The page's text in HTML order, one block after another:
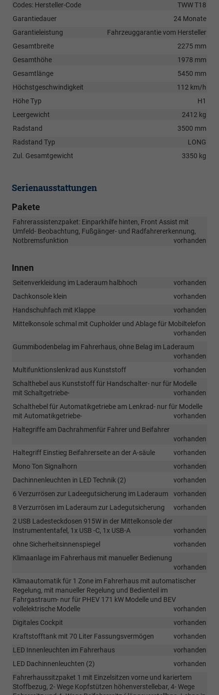
Codes: Hersteller-Code
TWW T18
Garantiedauer
24 Monate
Garantieleistung
Fahrzeuggarantie vom Hersteller
Gesamtbreite
2275 mm
Gesamthöhe
1978 mm
Gesamtlänge
5450 mm
Höchstgeschwindigkeit
112 km/h
Höhe Typ
H1
Leergewicht
2412 kg
Radstand
3500 mm
Radstand Typ
LONG
Zul. Gesamtgewicht
3350 kg
Serienausstattungen
Pakete
Fahrerassistenzpaket: Einparkhilfe hinten, Front Assist mit
Umfeld- Beobachtung, Fußgänger- und Radfahrererkennung,
Notbremsfunktion
vorhanden
Innen
Seitenverkleidung im Laderaum halbhoch
vorhanden
Dachkonsole klein
vorhanden
Handschuhfach mit Klappe
vorhanden
Mittelkonsole schmal mit Cupholder und Ablage für Mobiltelefon
vorhanden
Gummibodenbelag im Fahrerhaus, ohne Belag im Laderaum
vorhanden
Multifunktionslenkrad aus Kunststoff
vorhanden
Schalthebel aus Kunststoff für Handschalter- nur für Modelle
mit Schaltgetriebe-
vorhanden
Schalthebel für Automatikgetriebe am Lenkrad- nur für Modelle
mit Automatikgetriebe-
vorhanden
Haltegriffe am Dachrahmenfür Fahrer und Beifahrer
vorhanden
Haltegriff Einstieg Beifahrerseite an der A-säule
vorhanden
Mono Ton Signalhorn
vorhanden
Dachinnenleuchten in LED Technik (2)
vorhanden
6 Verzurrösen zur Ladeegutsicherung im Laderaum
vorhanden
8 Verzurrösen im Laderaum zur Ladegutsicherung
vorhanden
2 USB Ladesteckdosen 915W in der Mittelkonsole der
Instrumententafel, 1x USB -C, 1x USB-A
vorhanden
ohne Sicherheitsinnenspiegel
vorhanden
Klimaanlage im Fahrerhaus mit manueller Bedienung
vorhanden
Klimaautomatik für 1 Zone im Fahrerhaus mit automatischer
Regelung, mit manueller Regelung und Bedienteil im
Fahrgastraum- nur für PHEV 171 kW Modelle und BEV
vollelektrische Modelle
vorhanden
Digitales Cockpit
vorhanden
Kraftstofftank mit 70 Liter Fassungsvermögen
vorhanden
LED Innenleuchten im Fahrerhaus
vorhanden
LED Dachinnenleuchten (2)
vorhanden
Fahrerhaussitzpaket 1 mit Einzelsitzen vorne und kariertem
Stoffbezug, 2- Wege Kopfstützen höhenverstellebar, 4- Wege